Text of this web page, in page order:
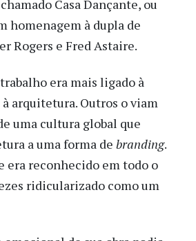
Casa Dançante, ou
homenagem à dupla de
Rogers e Fred Astaire.
era mais ligado à
arquitetura. Outros o viam
uma cultura global que
a uma forma de branding.
era reconhecido em todo o
ridicularizado como um